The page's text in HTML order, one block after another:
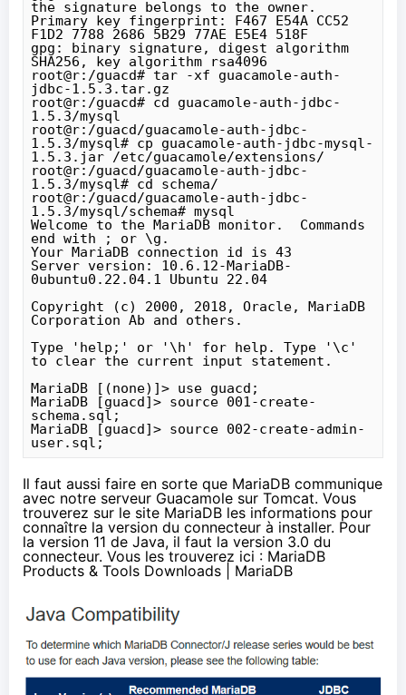
the signature belongs to the owner.
Primary key fingerprint: F467 E54A CC52
F1D2 7788 2686 5B29 77AE E5E4 518F
gpg: binary signature, digest algorithm
SHA256, key algorithm rsa4096
root@r:/guacd# tar -xf guacamole-auth-
jdbc-1.5.3.tar.gz
root@r:/guacd# cd guacamole-auth-jdbc-
1.5.3/mysql
root@r:/guacd/guacamole-auth-jdbc-
1.5.3/mysql# cp guacamole-auth-jdbc-mysql-
1.5.3.jar /etc/guacamole/extensions/
root@r:/guacd/guacamole-auth-jdbc-
1.5.3/mysql# cd schema/
root@r:/guacd/guacamole-auth-jdbc-
1.5.3/mysql/schema# mysql
Welcome to the MariaDB monitor.  Commands
end with ; or \g.
Your MariaDB connection id is 43
Server version: 10.6.12-MariaDB-
0ubuntu0.22.04.1 Ubuntu 22.04
Copyright (c) 2000, 2018, Oracle, MariaDB
Corporation Ab and others.
Type 'help;' or '\h' for help. Type '\c'
to clear the current input statement.
MariaDB [(none)]> use guacd;
MariaDB [guacd]> source 001-create-
schema.sql;
MariaDB [guacd]> source 002-create-admin-
user.sql;
Il faut aussi faire en sorte que MariaDB communique
avec notre serveur Guacamole sur Tomcat. Vous
trouverez sur le site MariaDB les informations pour
connaître la version du connecteur à installer. Pour
la version 11 de Java, il faut la version 3.0 du
connecteur. Vous les trouverez ici : MariaDB
Products & Tools Downloads | MariaDB